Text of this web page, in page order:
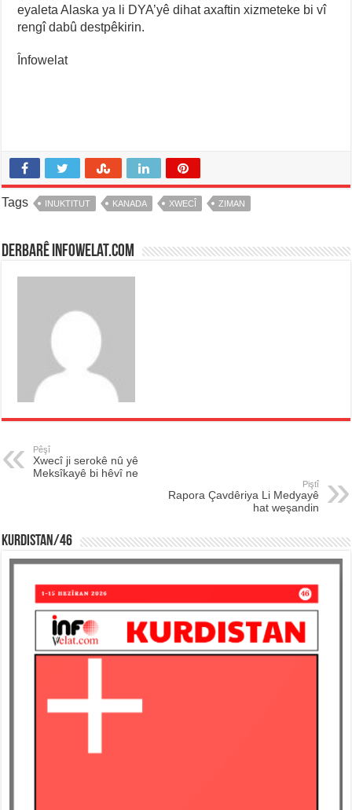
eyaleta Alaska ya li DYA’yê dihat axaftin xizmeteke bi vî
rengî dabû destpêkirin.
Înfowelat
Tags INUKTITUT KANADA XWECÎ ZIMAN
Derbarê infowelat.com
Pêşî
Xwecî ji serokê nû yê
Meksîkayê bi hêvî ne
Piştî
Rapora Çavdêriya Li Medyayê
hat weşandin
KURDISTAN/46